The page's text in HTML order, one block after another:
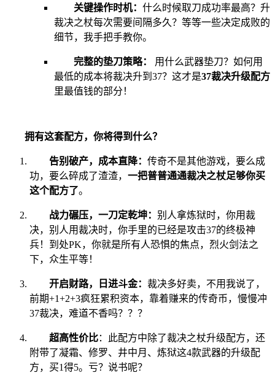
关键操作时机： 什么时候取刀成功率最高？升
裁决之杖每次需要间隔多久？等等一些决定成败的
细节，我手把手教你。
完整的垫刀策略：
用什么武器垫刀？如何用
最低的成本将裁决升到37？这才是37裁决升级配方
里最值钱的部分！
拥有这套配方，你将得到什么？
告别破产，成本直降： 传奇不是其他游戏，要么成
功，要么碎成了渣渣， 一把普普通通裁决之杖足够你买
这个配方了。
战力碾压，一刀定乾坤： 别人拿炼狱时，你用裁
决，别人用裁决时，你手里的已经是攻击37的终极神
兵！到处PK，你就是所有人恐惧的焦点，烈火剑法之
下，众生平等！
开启财路，日进斗金： 裁决多好卖，不用我说了，
前期+1+2+3疯狂累积资本，靠着赚来的传奇币，慢慢冲
37裁决，难道不香吗？？？
超高性价比：此配方中除了裁决之杖升级配方，还
附带了凝霜、修罗、井中月、炼狱这4款武器的升级配
方，买1得5。亏？说书呢？